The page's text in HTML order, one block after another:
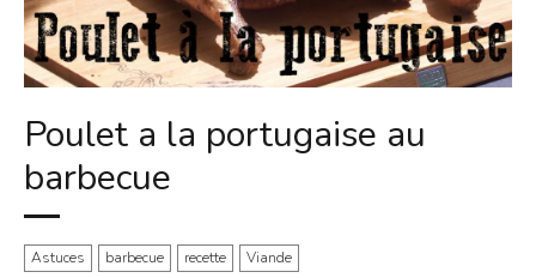
Poulet a la portugaise au
barbecue
Astuces barbecue recette Viande